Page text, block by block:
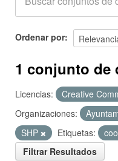
Ordenar por
1 conjunto de
Licencias:
Creative
Organizaciones:
SHP
Etiquetas:
Filtrar Resultados